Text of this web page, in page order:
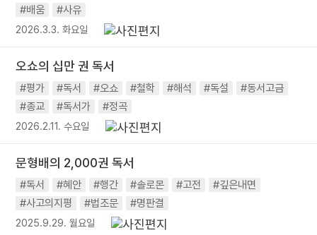
#배움
#사유
2026.3.3. 화요일
오쇼의 십만 권 독서
#평가 #독서 #오쇼 #철학 #해석 #독설
#동서고금
#종교
#독서가 #정곡
2026.2.11. 수요일
문형배의 2,000권 독서
#독서 #혜안 #행간 #솔로몬 #고전
#깊은내면
#사고의지평
#법조문 #명판결
2025.9.29. 월요일